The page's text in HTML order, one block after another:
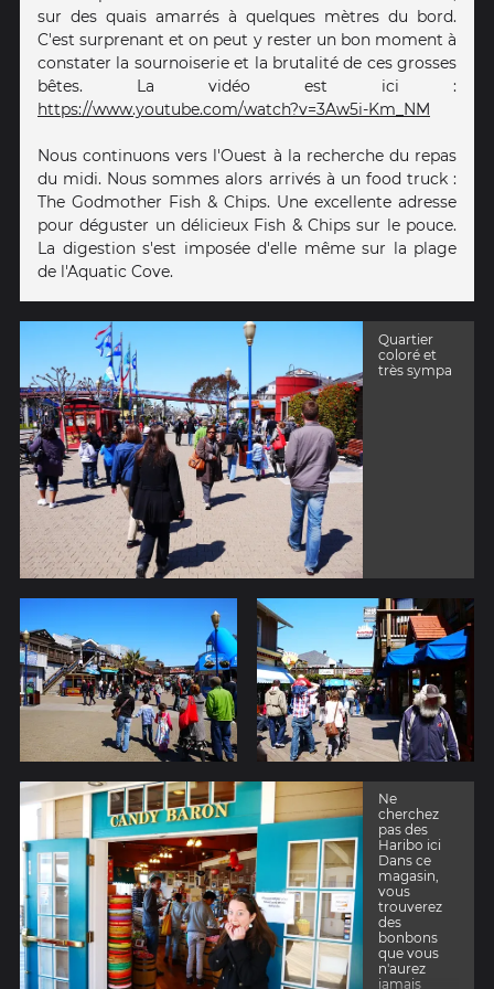
sur des quais amarrés à quelques mètres du bord.
C'est surprenant et on peut y rester un bon moment à
constater la sournoiserie et la brutalité de ces grosses
bêtes. La vidéo est ici :
https://www.youtube.com/watch?v=3Aw5i-Km_NM
Nous continuons vers l'Ouest à la recherche du repas
du midi. Nous sommes alors arrivés à un food truck :
The Godmother Fish & Chips. Une excellente adresse
pour déguster un délicieux Fish & Chips sur le pouce.
La digestion s'est imposée d'elle même sur la plage
de l'Aquatic Cove.
Quartier
coloré et
très sympa
Ne
cherchez
pas des
Haribo ici
Dans ce
magasin,
vous
trouverez
des
bonbons
que vous
n'aurez
jamais